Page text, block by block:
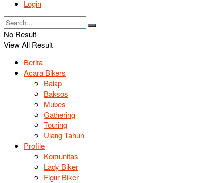
Login
No Result
View All Result
Berita
Acara Bikers
Balap
Baksos
Mubes
Gathering
Touring
Ulang Tahun
Profile
Komunitas
Lady Biker
Figur Biker